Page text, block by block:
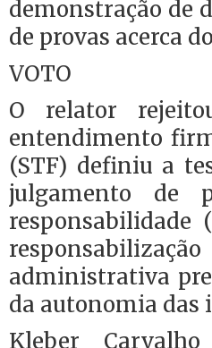
demonstração de
de provas acerca
VOTO
O relator
entendimento
(STF) definiu a
julgamento de
responsabilidade
administrativa
da autonomia das
Kleber